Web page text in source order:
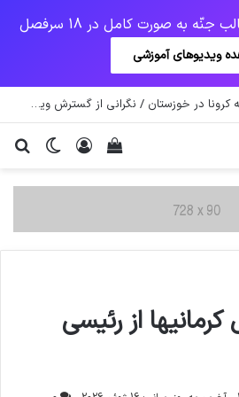
به صورت کامل در 18 سرفصل
ویدیوهای آموزشی
یک‌چهارم مرگ‌های روزانه کرونا در خوزستان / نگرانی از گسترش ویروس انگلیسی در تهران
تغییر ورود
دیدن سبد خرید
از رئیسی